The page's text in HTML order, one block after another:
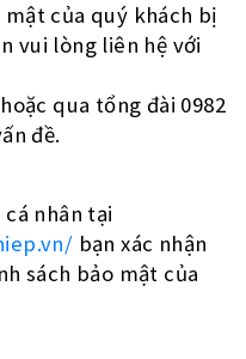
của quý khách bị
vui lòng liên hệ với
hoặc qua tổng đài 0982
đề.
nhân tại
bạn xác nhận
sách bảo mật của